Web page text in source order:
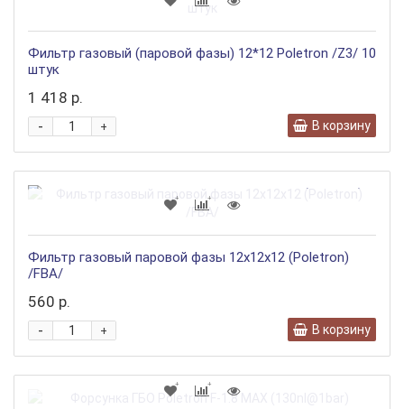
Фильтр газовый (паровой фазы) 12*12 Poletron /Z3/ 10
штук
1 418 р.
+
- В корзину
Фильтр газовый паровой фазы 12х12х12 (Poletron)
/FBA/
560 р.
+
- В корзину